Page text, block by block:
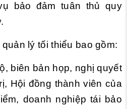
bảo đảm tuân thủ quy
lý tối thiểu bao gồm:
biên bản họp, nghị quyết
Hội đồng thành viên của
doanh nghiệp tái bảo